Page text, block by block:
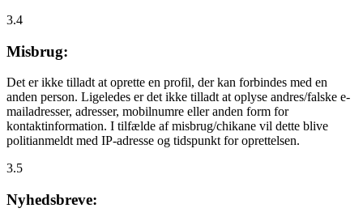
3.4
Misbrug:
Det er ikke tilladt at oprette en profil, der kan forbindes med en
anden person. Ligeledes er det ikke tilladt at oplyse andres/falske e-
mailadresser, adresser, mobilnumre eller anden form for
kontaktinformation. I tilfælde af misbrug/chikane vil dette blive
politianmeldt med IP-adresse og tidspunkt for oprettelsen.
3.5
Nyhedsbreve: